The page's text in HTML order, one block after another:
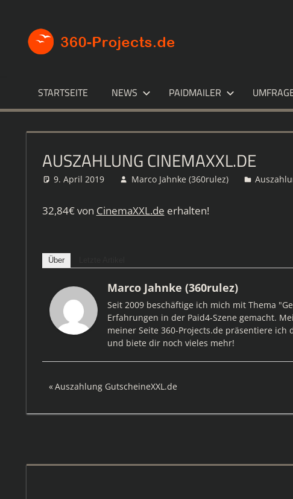
springen
Die
besten
Netz
STARTSEITE NEWS PAIDMAILER
AUSZAHLUNG CINEMAXXL.DE
9. April 2019 Marco Jahnke (360rulez)
32,84€ von CinemaXXL.de erhalten!
Über
Marco Jahnke (360rulez)
Seit 2009 beschäftige ich mich mit Thema
Erfahrungen in der Paid4-Szene gemacht.
meiner Seite 360-Projects.de präsentiere
und biete dir noch vieles mehr!
Beitragsnavigation
Vorheriger
Auszahlung GutscheineXXL.de